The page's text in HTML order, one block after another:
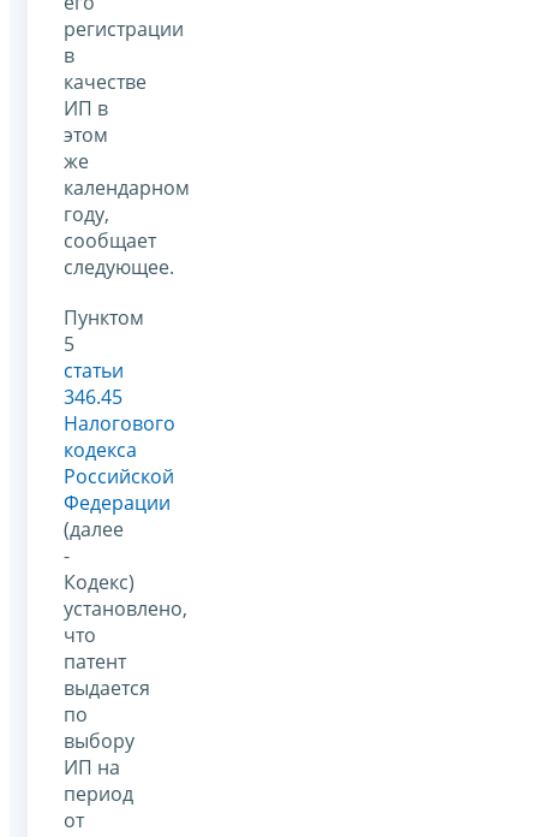
регистрации
в
качестве
ИП в
этом
же
календарном
году,
сообщает
следующее.
Пунктом
5
статьи
346.45
Налогового
кодекса
Российской
Федерации
(далее
-
Кодекс)
установлено,
что
патент
выдается
по
выбору
ИП на
период
от